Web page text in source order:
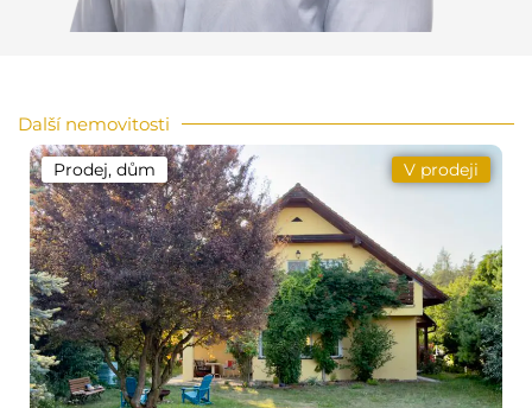
Další nemovitosti
Prodej, dům V prodeji